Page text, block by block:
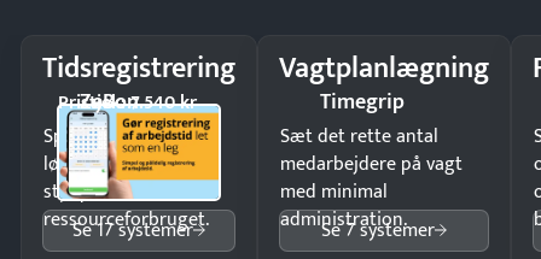
Tidsregistrering
ZeBon
Pristjek: 7.540 kr
Spar tid på
lønberegning og få
styr på
ressourceforbruget.
Se 17 systemer
Vagtplanlægning
Timegrip
Sæt det rette antal
medarbejdere på vagt
med minimal
administration.
Se 7 systemer